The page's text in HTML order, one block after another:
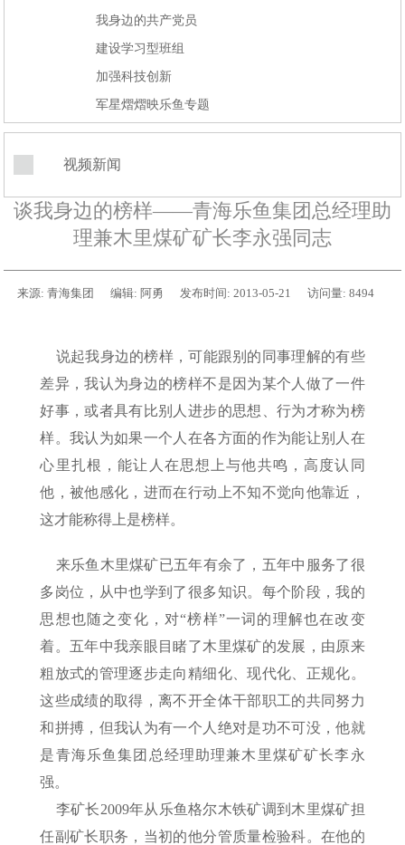
我身边的共产党员
建设学习型班组
加强科技创新
军星熠熠映乐鱼专题
视频新闻
谈我身边的榜样——青海乐鱼集团总经理助
理兼木里煤矿矿长李永强同志
来源: 青海集团 编辑: 阿勇 发布时间: 2013-05-21 访问量: 8494
说起我身边的榜样，可能跟别的同事理解的有些
差异，我认为身边的榜样不是因为某个人做了一件
好事，或者具有比别人进步的思想、行为才称为榜
样。我认为如果一个人在各方面的作为能让别人在
心里扎根，能让人在思想上与他共鸣，高度认同
他，被他感化，进而在行动上不知不觉向他靠近，
这才能称得上是榜样。
来乐鱼木里煤矿已五年有余了，五年中服务了很
多岗位，从中也学到了很多知识。每个阶段，我的
思想也随之变化，对“榜样”一词的理解也在改变
着。五年中我亲眼目睹了木里煤矿的发展，由原来
粗放式的管理逐步走向精细化、现代化、正规化。
这些成绩的取得，离不开全体干部职工的共同努力
和拼搏，但我认为有一个人绝对是功不可没，他就
是青海乐鱼集团总经理助理兼木里煤矿矿长李永
强。
李矿长2009年从乐鱼格尔木铁矿调到木里煤矿担
任副矿长职务，当初的他分管质量检验科。在他的